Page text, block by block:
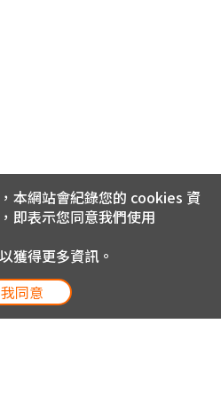
本網站會紀錄您的 cookies 資
即表示您同意我們使用
以獲得更多資訊。
我同意